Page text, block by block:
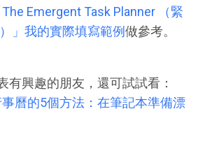
The Emergent Task Planner （緊
」我的實際填寫範例做參考。
有興趣的朋友，還可試試看：
曆的5個方法：在筆記本準備漂